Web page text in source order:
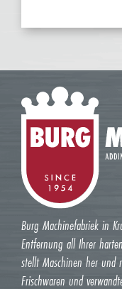
Burg Machinefabriek in
Entfernung all Ihrer
stellt Maschinen her und
Frischwaren und